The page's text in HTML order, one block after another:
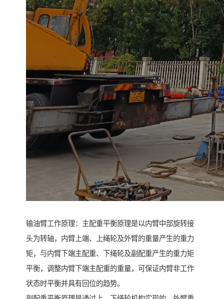
输油臂工作原理：主配重平衡原理是以内臂中部旋转接
头为转轴，内臂上端、上绳轮及外臂的重量产生的重力
矩，与内臂下端主配重、下绳轮及副配重产生的重力矩
平衡，调整内臂下端主配重的重量，可保证内臂非工作
状态时平衡并具有回位的趋势。